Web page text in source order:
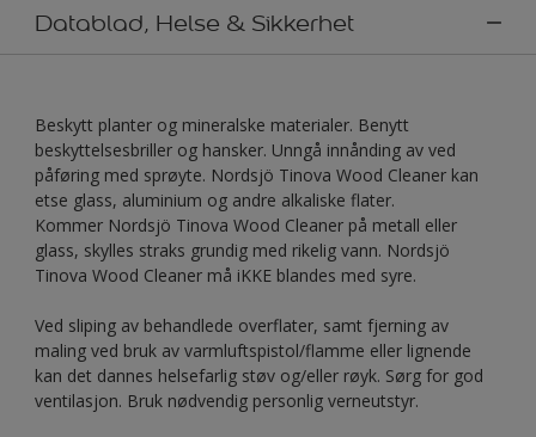
Datablad, Helse & Sikkerhet
Beskytt planter og mineralske materialer. Benytt
beskyttelsesbriller og hansker. Unngå innånding av ved
påføring med sprøyte. Nordsjö Tinova Wood Cleaner kan
etse glass, aluminium og andre alkaliske flater.
Kommer Nordsjö Tinova Wood Cleaner på metall eller
glass, skylles straks grundig med rikelig vann. Nordsjö
Tinova Wood Cleaner må iKKE blandes med syre.
Ved sliping av behandlede overflater, samt fjerning av
maling ved bruk av varmluftspistol/flamme eller lignende
kan det dannes helsefarlig støv og/eller røyk. Sørg for god
ventilasjon. Bruk nødvendig personlig verneutstyr.